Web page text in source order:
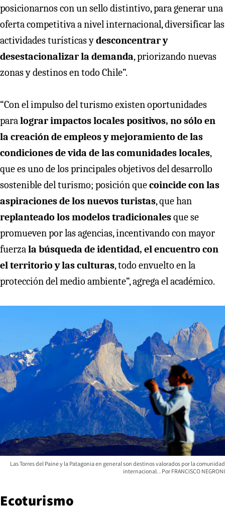
posicionarnos con un sello distintivo, para generar una
oferta competitiva a nivel internacional, diversificar las
actividades turísticas ydesconcentrar y
desestacionalizar la demanda, priorizando nuevas
zonas y destinos en todo Chile”.
“Con el impulso del turismo existen oportunidades
paralograr impactos locales positivos, no sólo en
la creación de empleos y mejoramiento de las
condiciones de vida de las comunidades locales,
que es uno de los principales objetivos del desarrollo
sostenible del turismo; posición quecoincide con las
aspiraciones de los nuevos turistas, que han
replanteado los modelos tradicionalesque se
promueven por las agencias, incentivando con mayor
fuerzala búsqueda de identidad, el encuentro con
el territorio y las culturas, todo envuelto en la
protección del medio ambiente”, agrega el académico.
Las Torres del Paine y la Patagonia en general son destinos valorados por la comunidad
internacional.
FRANCISCO NEGRONI
Ecoturismo